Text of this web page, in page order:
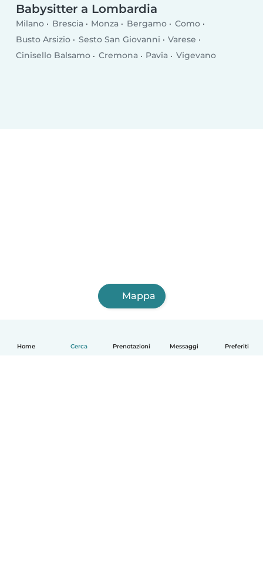
Home Cerca Prenotazioni Messaggi Preferiti
Babysitter a Lombardia
Milano Brescia Monza Bergamo
Como
Busto Arsizio
Sesto San Giovanni
Varese
Cinisello Balsamo
Cremona Pavia Vigevano
Mappa